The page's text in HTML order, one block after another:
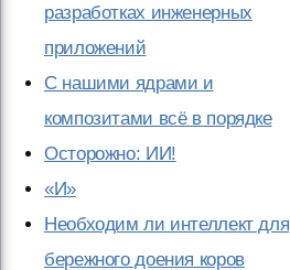
разработках инженерных
приложений
С нашими ядрами и
композитами всё в порядке
Осторожно: ИИ!
«И»
Необходим ли интеллект для
бережного доения коров